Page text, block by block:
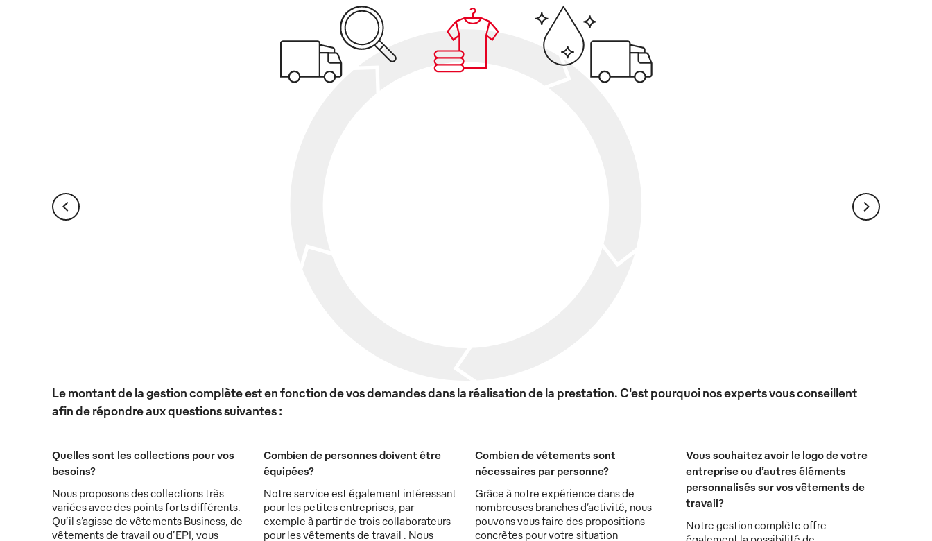
Le montant de la gestion complète est en fonction de vos demandes dans la réalisation de la prestation. C'est pourquoi nos experts vous conseillent
afin de répondre aux questions suivantes :
Quelles sont les collections pour vos
besoins?
Nous proposons des collections très
variées avec des points forts différents.
Qu’il s’agisse de vêtements Business, de
vêtements de travail ou d’EPI, vous
Combien de personnes doivent être
équipées?
Notre service est également intéressant
pour les petites entreprises, par
exemple à partir de trois collaborateurs
pour les vêtements de travail . Nous
Combien de vêtements sont
nécessaires par personne?
Grâce à notre expérience dans de
nombreuses branches d’activité, nous
pouvons vous faire des propositions
concrètes pour votre situation
Vous souhaitez avoir le logo de votre
entreprise ou d’autres éléments
personnalisés sur vos vêtements de
travail?
Notre gestion complète offre